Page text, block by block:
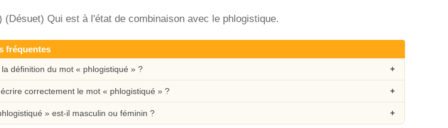
(Désuet) Qui est à l'état de combinaison avec le phlogistique.
fréquentes
définition du mot « phlogistiqué » ?
correctement le mot « phlogistiqué » ?
» est-il masculin ou féminin ?